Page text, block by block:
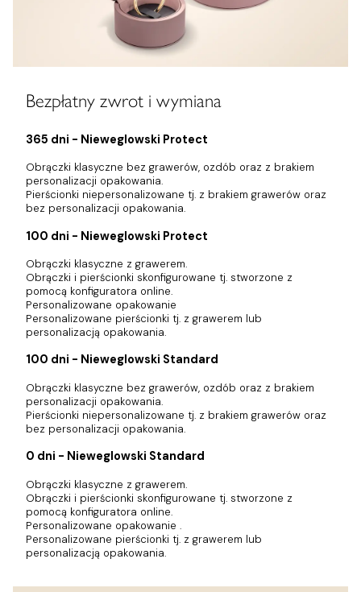
Bezpłatny zwrot i wymiana
365 dni - Nieweglowski Protect
Obrączki klasyczne bez grawerów, ozdób oraz z brakiem
personalizacji opakowania.
Pierścionki niepersonalizowane tj. z brakiem grawerów oraz
bez personalizacji opakowania.
100 dni - Nieweglowski Protect
Obrączki klasyczne z grawerem.
Obrączki i pierścionki skonfigurowane tj. stworzone z
pomocą konfiguratora online.
Personalizowane opakowanie
Personalizowane pierścionki tj. z grawerem lub
personalizacją opakowania.
100 dni - Nieweglowski Standard
Obrączki klasyczne bez grawerów, ozdób oraz z brakiem
personalizacji opakowania.
Pierścionki niepersonalizowane tj. z brakiem grawerów oraz
bez personalizacji opakowania.
0 dni - Nieweglowski Standard
Obrączki klasyczne z grawerem.
Obrączki i pierścionki skonfigurowane tj. stworzone z
pomocą konfiguratora online.
Personalizowane opakowanie .
Personalizowane pierścionki tj. z grawerem lub
personalizacją opakowania.